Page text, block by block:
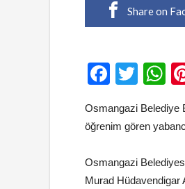
Share on
Osmangazi Belediye
öğrenim gören
Osmangazi
Murad Hüdavendigar